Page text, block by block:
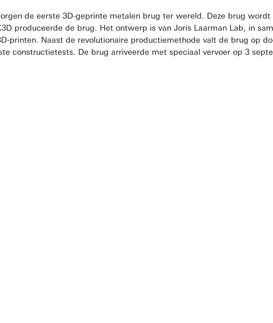
de eerste 3D-geprinte metalen brug ter wereld. Deze brug
produceerde de brug. Het ontwerp is van Joris Laarman Lab, in
printen. Naast de revolutionaire productiemethode valt de brug op
constructietests. De brug arriveerde met speciaal vervoer op 3